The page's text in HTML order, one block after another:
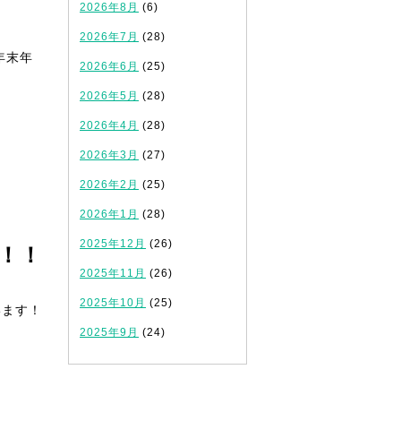
末年
！
す！
2026年8月 (6)
2026年7月 (28)
2026年6月 (25)
2026年5月 (28)
2026年4月 (28)
2026年3月 (27)
2026年2月 (25)
2026年1月 (28)
2025年12月 (26)
2025年11月 (26)
2025年10月 (25)
2025年9月 (24)